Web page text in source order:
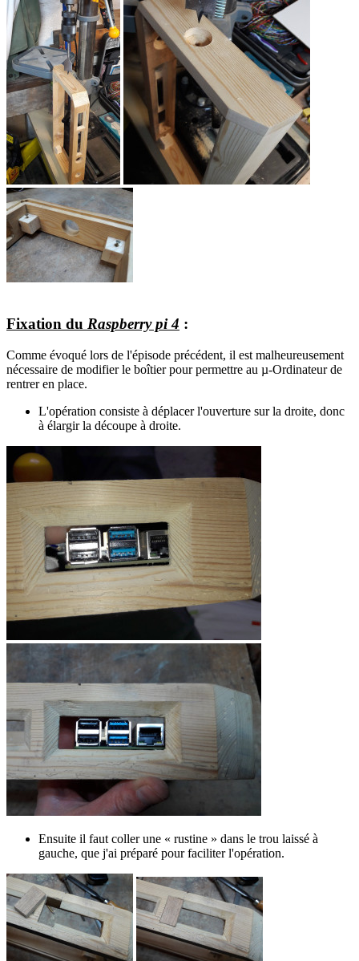
Fixation du Raspberry pi 4 :
Comme évoqué lors de l'épisode précédent, il est malheureusement
nécessaire de modifier le boîtier pour permettre au µ-Ordinateur de
rentrer en place.
L'opération consiste à déplacer l'ouverture sur la droite, donc
à élargir la découpe à droite.
Ensuite il faut coller une « rustine » dans le trou laissé à
gauche, que j'ai préparé pour faciliter l'opération.